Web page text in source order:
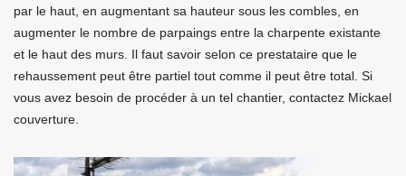
par le haut, en augmentant sa hauteur sous les combles, en
augmenter le nombre de parpaings entre la charpente existante
et le haut des murs. Il faut savoir selon ce prestataire que le
rehaussement peut être partiel tout comme il peut être total. Si
vous avez besoin de procéder à un tel chantier, contactez Mickael
couverture.